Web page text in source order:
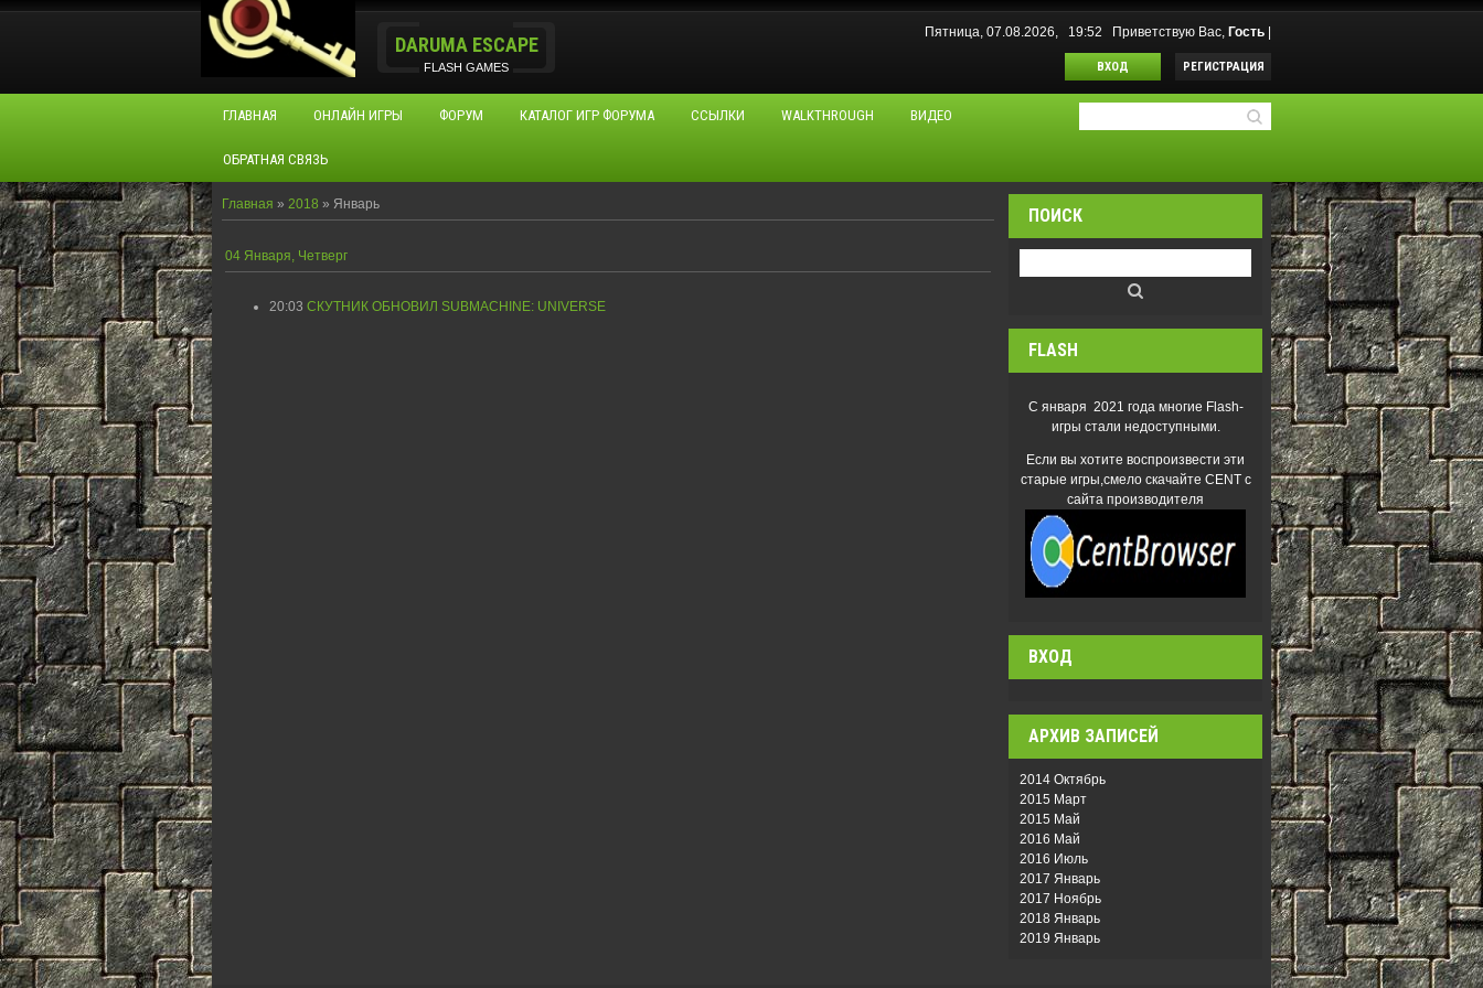
DARUMA ESCAPE
FLASH GAMES
Пятница, 07.08.2026, 19:52 Приветствую Вас, Гость
ВХОД РЕГИСТРАЦИЯ
ГЛАВНАЯ ОНЛАЙН ИГРЫ ФОРУМ КАТАЛОГ ИГР ФОРУМА ССЫЛКИ WALKTHROUGH ВИДЕО
ОБРАТНАЯ СВЯЗЬ
Главная » 2018 » Январь
04 Января, Четверг
20:03 СКУТНИК ОБНОВИЛ SUBMACHINE: UNIVERSE
ПОИСК
FLASH
С января 2021 года многие Flash-
игры стали недоступными.
Если вы хотите воспроизвести эти
старые игры,смело скачайте CENT с
сайта производителя
ВХОД
АРХИВ ЗАПИСЕЙ
2014 Октябрь
2015 Март
2015 Май
2016 Май
2016 Июль
2017 Январь
2017 Ноябрь
2018 Январь
2019 Январь